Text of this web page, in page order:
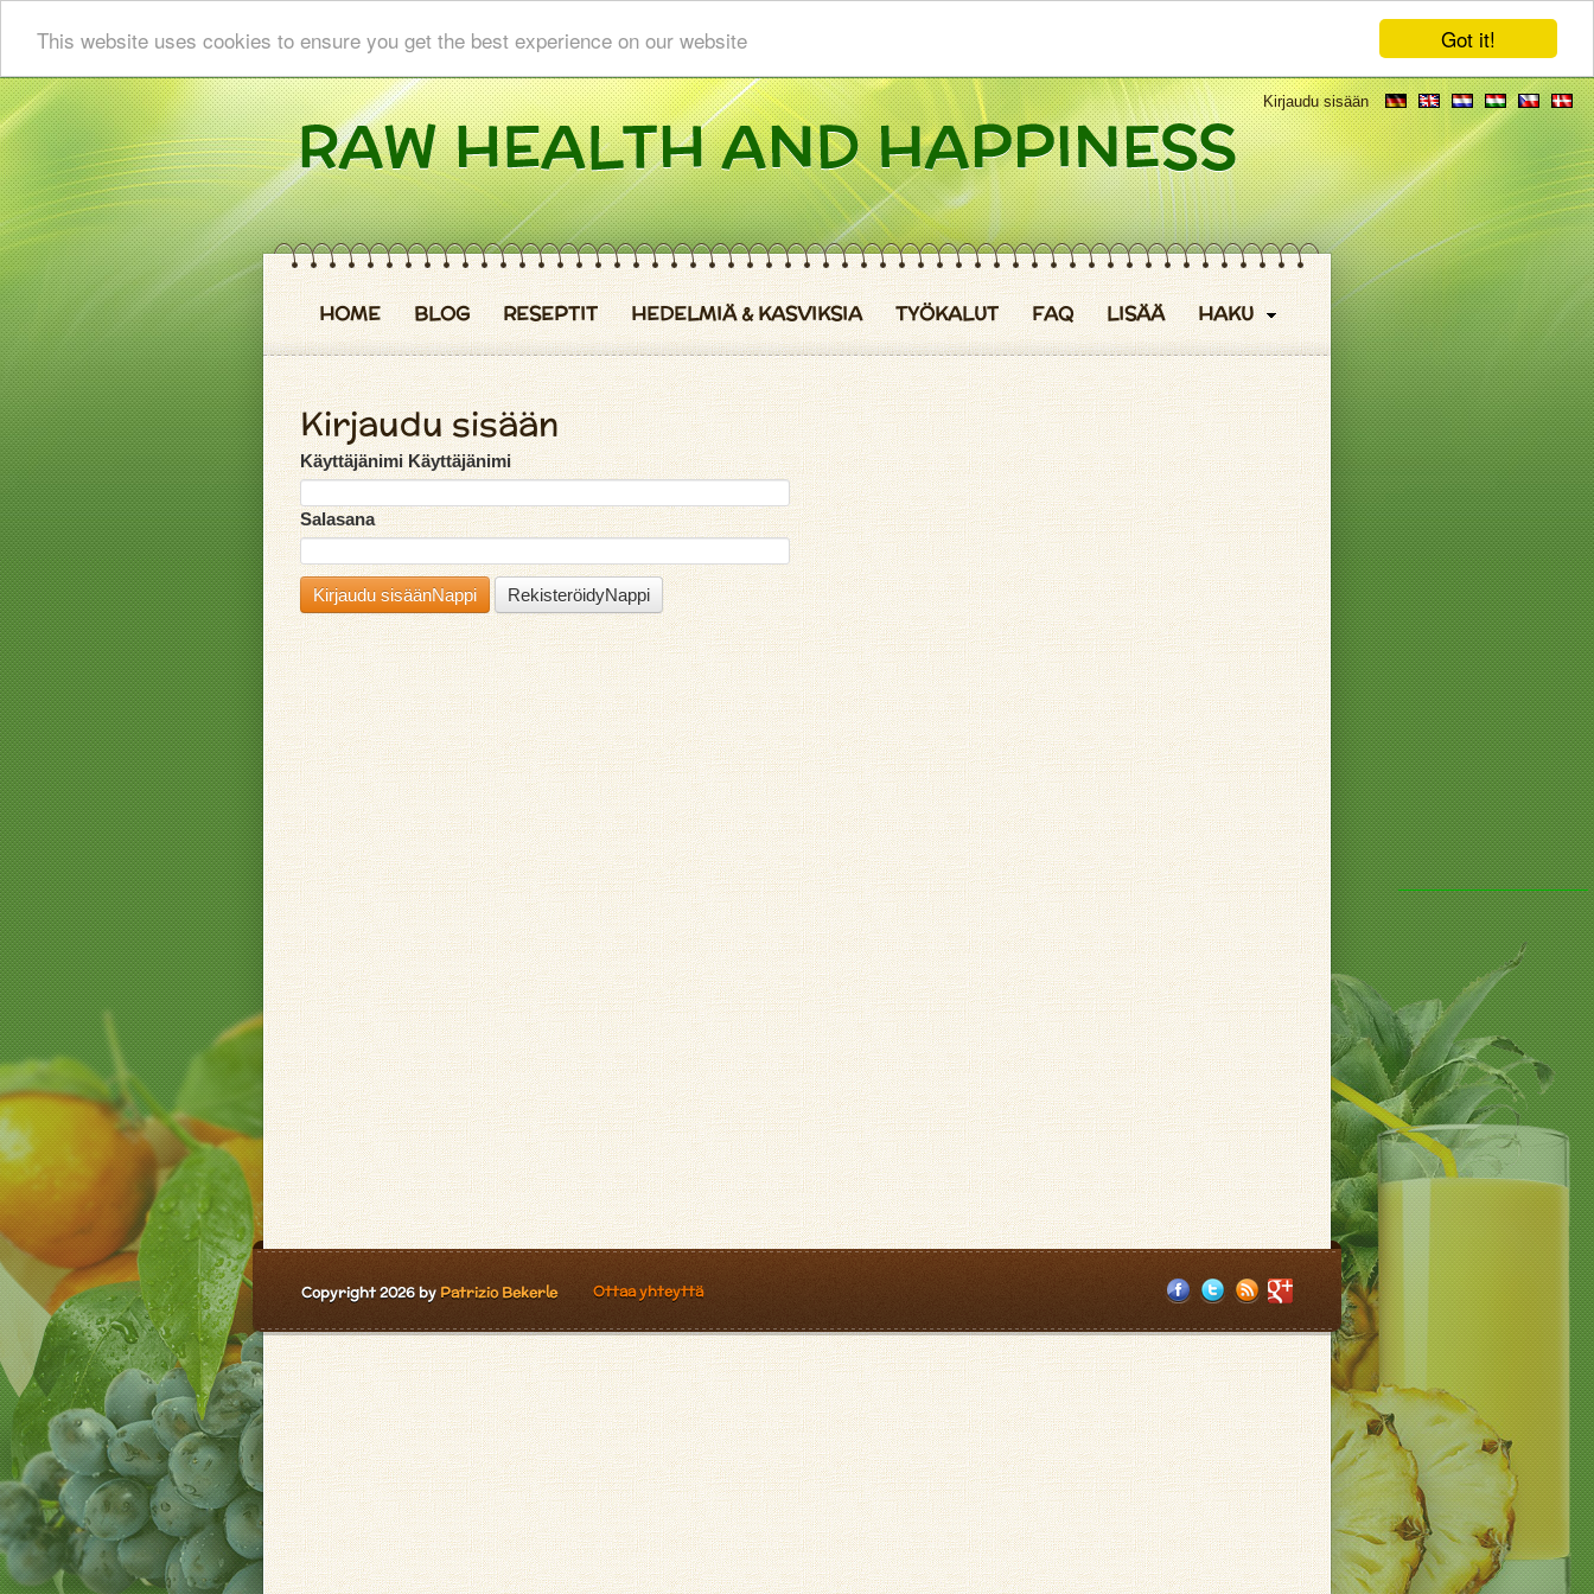
Got it!
This website uses cookies to ensure you get the best experience on our website
Kirjaudu sisään
HOME BLOG RESEPTIT HEDELMIÄ & KASVIKSIA TYÖKALUT FAQ LISÄÄ HAKU
Kirjaudu sisään
Käyttäjänimi Käyttäjänimi
Salasana
Copyright 2026 by Patrizio Bekerle Ottaa yhteyttä